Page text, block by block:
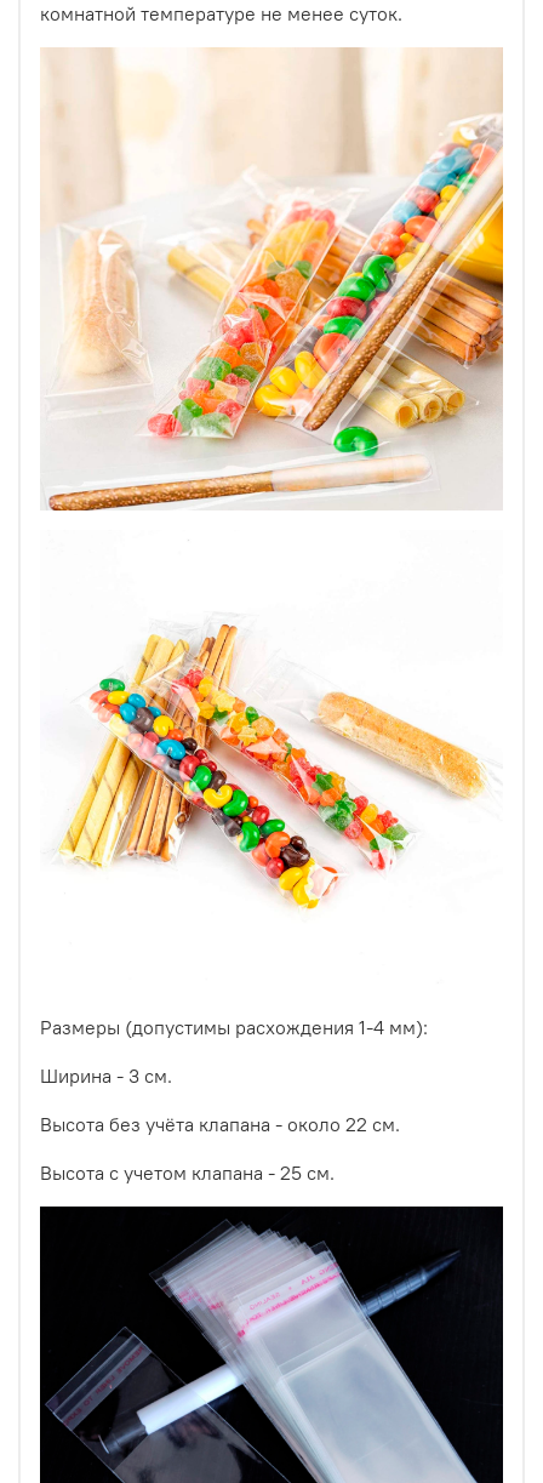
Размеры (допустимы расхождения 1-4 мм):
Ширина - 3 см.
Высота без учёта клапана - около 22 см.
Высота с учетом клапана - 25 см.
комнатной температуре не менее суток.
Размеры (допустимы расхождения 1-4 мм):
Ширина - 3 см.
Высота без учёта клапана - около 22 см.
Высота с учетом клапана - 25 см.